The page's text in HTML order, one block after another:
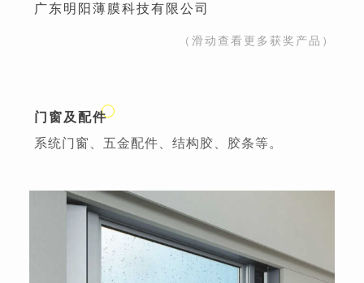
广东明阳薄膜科技有限公司
（滑动查看更多获奖产品）
门窗及配件
系统门窗、五金配件、结构胶、胶条等。